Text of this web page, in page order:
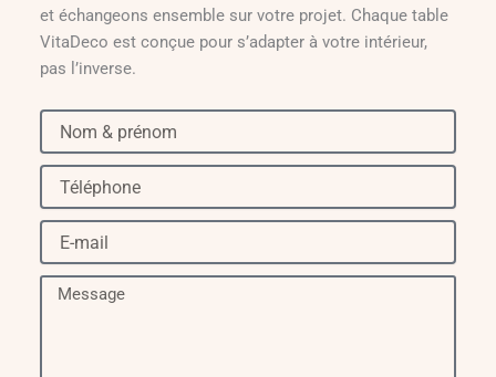
et échangeons ensemble sur votre projet. Chaque table
VitaDeco est conçue pour s’adapter à votre intérieur,
pas l’inverse.
Nom
prénom
Téléphone
E-
mail
Message